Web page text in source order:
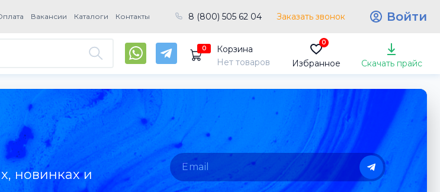
Вакансии Каталоги Контакты 8 (800) 505 62 04 Заказать звонок Войти
0
Корзина
Нет товаров
0
Избранное Скачать прайс
новинках и